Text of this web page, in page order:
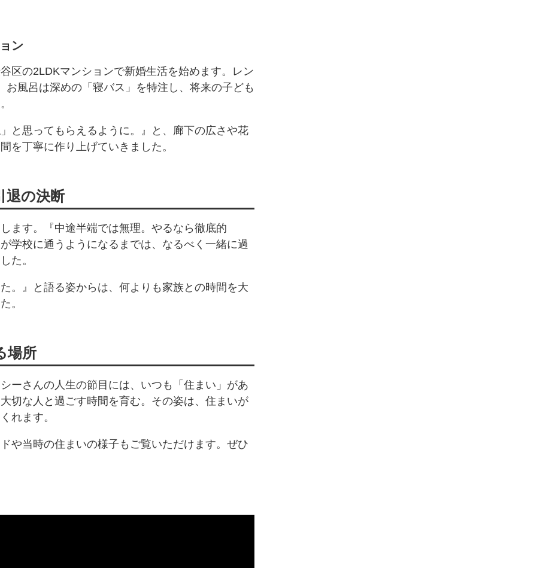
ン
区の2LDKマンションで新婚生活を始めます。レン
風呂は深めの「寝バス」を特注し、将来の子ども
と思ってもらえるように。』と、廊下の広さや花
を丁寧に作り上げていきました。
退の決断
ます。『中途半端では無理。やるなら徹底的
学校に通うようになるまでは、なるべく一緒に過
た。
。』と語る姿からは、何よりも家族との時間を大
。
場所
さんの人生の節目には、いつも「住まい」があ
切な人と過ごす時間を育む。その姿は、住まいが
れます。
や当時の住まいの様子もご覧いただけます。ぜひ